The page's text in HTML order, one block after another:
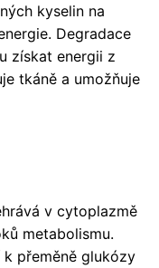
kyselin na
Degradace
získat energii z
tkáně a umožňuje
v cytoplazmě
metabolismu.
přeměně glukózy